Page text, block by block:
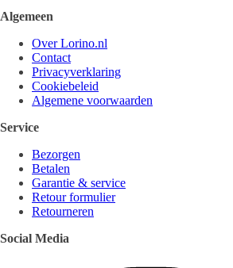
Algemeen
Over Lorino.nl
Contact
Privacyverklaring
Cookiebeleid
Algemene voorwaarden
Service
Bezorgen
Betalen
Garantie & service
Retour formulier
Retourneren
Social Media